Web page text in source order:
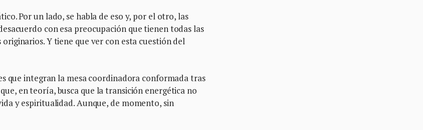
Por un lado, se habla de eso y, por el otro, las
con esa preocupación que tienen todas las
Y tiene que ver con esta cuestión del
que integran la mesa coordinadora conformada tras
en teoría, busca que la transición energética no
y espiritualidad. Aunque, de momento, sin